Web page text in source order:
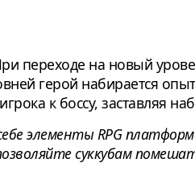
переходе на новый
герой набирается
к боссу, заставляя
элементы RPG
суккубам